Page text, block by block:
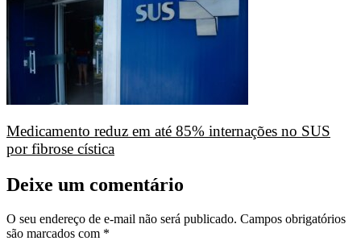
Medicamento reduz em até 85% internações no SUS
por fibrose cística
Deixe um comentário
O seu endereço de e-mail não será publicado. Campos obrigatórios
são marcados com *